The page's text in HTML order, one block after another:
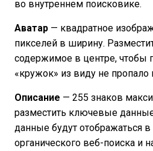
во внутреннем поисковике.
Аватар — квадратное
пикселей в ширину.
содержимое в центре, чтобы
«кружок» из виду не пропало
Описание — 255 знаков
разместить ключевые
данные будут отображаться в
органического веб-поиска и